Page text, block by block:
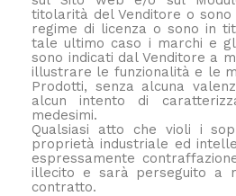
titolarità del Venditore o sono
regime di licenza o sono in
tale ultimo caso i marchi e
sono indicati dal Venditore a
illustrare le funzionalità e le
Prodotti, senza alcuna
alcun intento di
medesimi.
Qualsiasi atto che violi i
proprietà industriale ed
espressamente
illecito e sarà perseguito a
contratto.